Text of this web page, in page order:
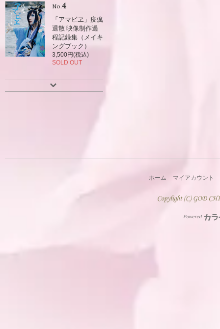
No.4
「アマビヱ」疫癘
退散 映像制作過
程記録集（メイキ
ングブック）
3,500円(税込)
SOLD OUT
ホーム マイアカウント
Powered